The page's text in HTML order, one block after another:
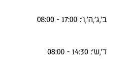
ב',ג',ה',ו': 17:00 - 08:00
ד',ש': 14:30 - 08:00